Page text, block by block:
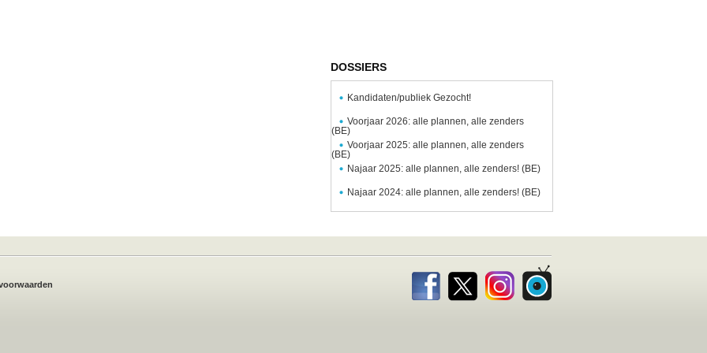
DOSSIERS
Kandidaten/publiek Gezocht!
Voorjaar 2026: alle plannen, alle zenders
(BE)
Voorjaar 2025: alle plannen, alle zenders
(BE)
Najaar 2025: alle plannen, alle zenders! (BE)
Najaar 2024: alle plannen, alle zenders! (BE)